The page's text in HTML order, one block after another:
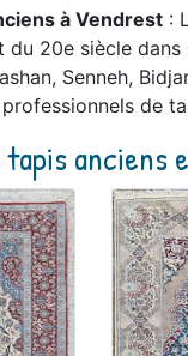
à Vendrest :
du 20e siècle
Senneh,
de
anciens